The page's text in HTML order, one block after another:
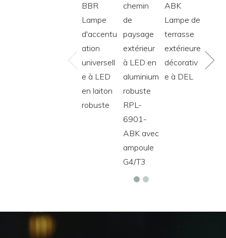
BBR
Lampe
d'accentu
ation
universell
e à LED
en laiton
robuste
chemin
de
paysage
extérieur
à LED en
aluminium
robuste
RPL-
6901-
ABK avec
ampoule
G4/T3
ABK
Lampe de
terrasse
extérieure
décorativ
e à DEL
en